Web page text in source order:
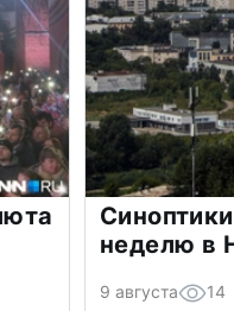
неделю в
9 августа 14